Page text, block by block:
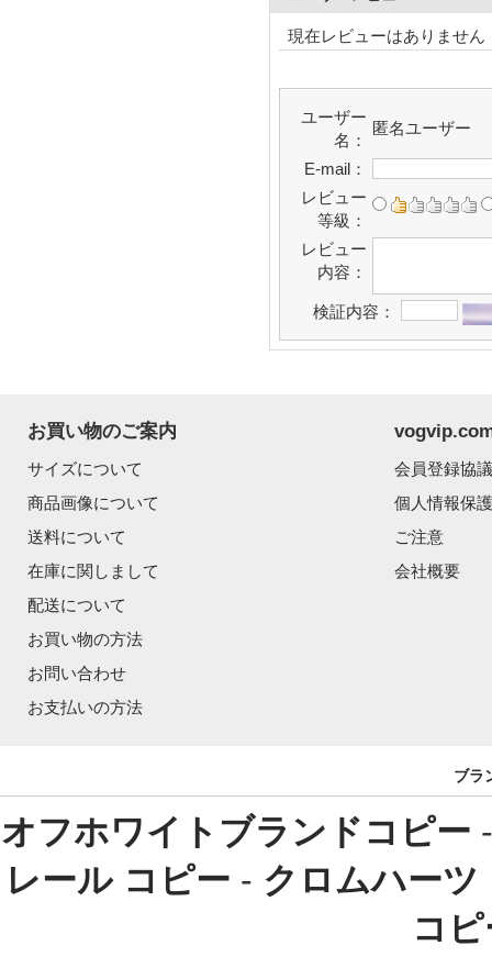
現在レビューはありません
ユーザー
名：
匿名ユーザー
E-mail：
レビュー
等級：
レビュー
内容：
検証内容：
お買い物のご案内
サイズについて
商品画像について
送料について
在庫に関しまして
配送について
お買い物の方法
お問い合わせ
お支払いの方法
会員登録協
個人情報保
ご注意
会社概要
ブラ
オフホワイトブランドコピー
レール コピー - クロムハーツ
コ